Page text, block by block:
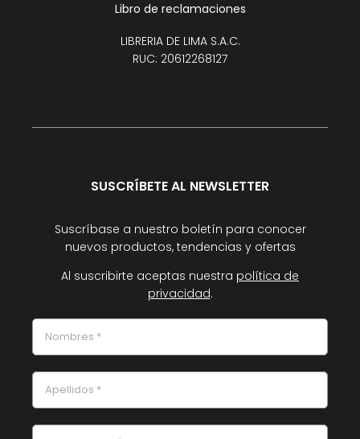
Libro de reclamaciones
LIBRERIA DE LIMA S.A.C.
RUC: 20612268127
SUSCRÍBETE AL NEWSLETTER
Suscríbase a nuestro boletín para conocer
nuevos productos, tendencias y ofertas
Al suscribirte aceptas nuestra política de
privacidad.